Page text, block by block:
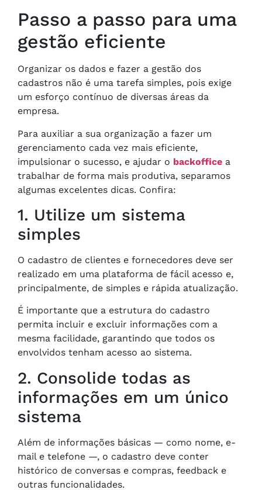
Passo a passo para uma
gestão eficiente
Organizar os dados e fazer a gestão dos
cadastros não é uma tarefa simples, pois exige
um esforço contínuo de diversas áreas da
empresa.
Para auxiliar a sua organização a fazer um
gerenciamento cada vez mais eficiente,
impulsionar o sucesso, e ajudar o backoffice a
trabalhar de forma mais produtiva, separamos
algumas excelentes dicas. Confira:
1. Utilize um sistema
simples
O cadastro de clientes e fornecedores deve ser
realizado em uma plataforma de fácil acesso e,
principalmente, de simples e rápida atualização.
É importante que a estrutura do cadastro
permita incluir e excluir informações com a
mesma facilidade, garantindo que todos os
envolvidos tenham acesso ao sistema.
2. Consolide todas as
informações em um único
sistema
Além de informações básicas — como nome, e-
mail e telefone —, o cadastro deve conter
histórico de conversas e compras, feedback e
outras funcionalidades.